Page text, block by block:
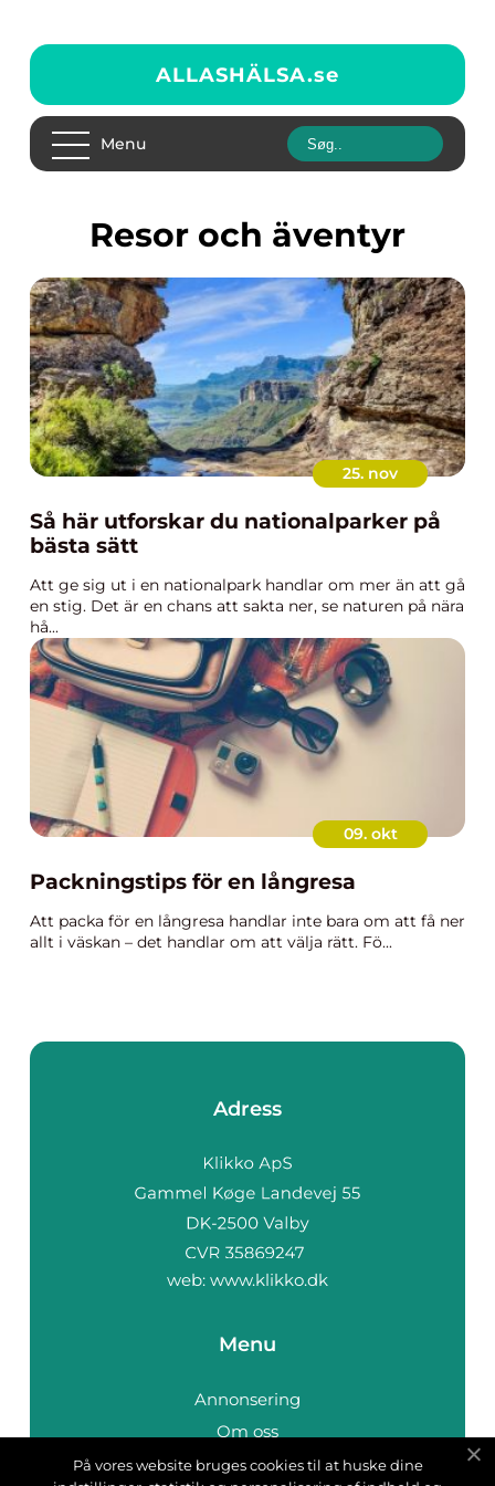
ALLASHÄLSA.se
Menu
Resor och äventyr
25. nov
Så här utforskar du nationalparker på
bästa sätt
Att ge sig ut i en nationalpark handlar om mer än att gå
en stig. Det är en chans att sakta ner, se naturen på nära
hå...
09. okt
Packningstips för en långresa
Att packa för en långresa handlar inte bara om att få ner
allt i väskan – det handlar om att välja rätt. Fö...
Adress
web: www.klikko.dk
Menu
Annonsering
Om oss
Cookies
På vores website bruges cookies til at huske dine